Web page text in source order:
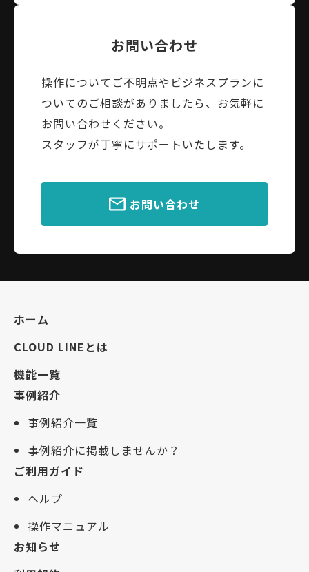
お問い合わせ
操作についてご不明点やビジネスプランに
ついてのご相談がありましたら、お気軽に
お問い合わせください。
スタッフが丁寧にサポートいたします。
お問い合わせ
ホーム
CLOUD LINEとは
機能一覧
事例紹介
事例紹介一覧
事例紹介に掲載しませんか？
ご利用ガイド
ヘルプ
操作マニュアル
お知らせ